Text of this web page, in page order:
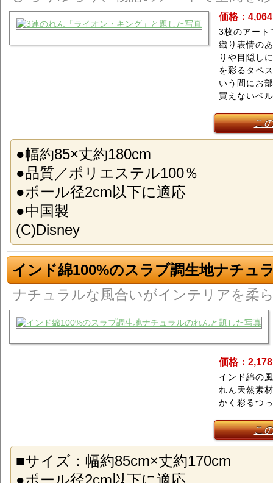
価格：
3枚のアート
織り表情の
りや目隠し
を彩るタペ
いう間にお
買えないベ
こ
●幅約85×丈約180cm
●品質／ポリエステル100％
●ポール径2cm以下に適応
●中国製
(C)Disney
インド綿100%のスラブ調生地ナチュ
ナチュラルな風合いがインテリアを柔
価格：
インド綿の
れん天然素
かく彩るつ
こ
■サイズ：幅約85cm×丈約170cm
●ポール径2cm以下に適応